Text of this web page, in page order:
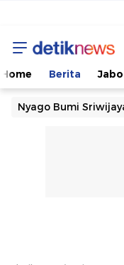
Home Berita
Nyago Bumi